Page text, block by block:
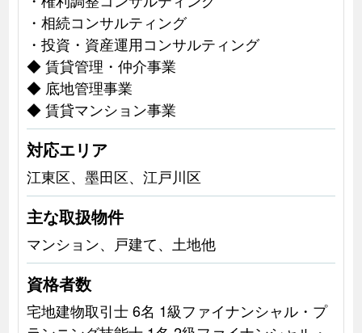
・相続コンサルティング
・投資・資産運用コンサルティング
◆ 賃貸管理・仲介事業
◆ 底地管理事業
◆ 賃貸マンション事業
対応エリア
江東区、墨田区、江戸川区
主な取扱物件
マンション、戸建て、土地他
資格者数
宅地建物取引士 6名 1級ファイナンシャル・プ